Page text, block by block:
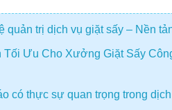
quản trị dịch vụ giặt sấy – Nền
Tối Ưu Cho Xưởng Giặt Sấy
có thực sự quan trọng trong